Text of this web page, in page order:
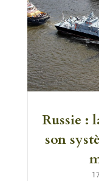
Russie :
son